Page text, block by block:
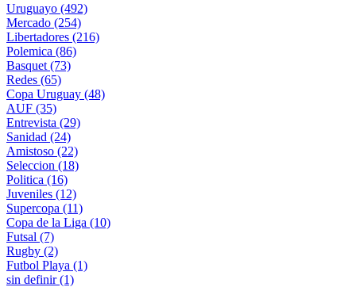
Uruguayo (492)
Mercado (254)
Libertadores (216)
Polemica (86)
Basquet (73)
Redes (65)
Copa Uruguay (48)
AUF (35)
Entrevista (29)
Sanidad (24)
Amistoso (22)
Seleccion (18)
Politica (16)
Juveniles (12)
Supercopa (11)
Copa de la Liga (10)
Futsal (7)
Rugby (2)
Futbol Playa (1)
sin definir(1)